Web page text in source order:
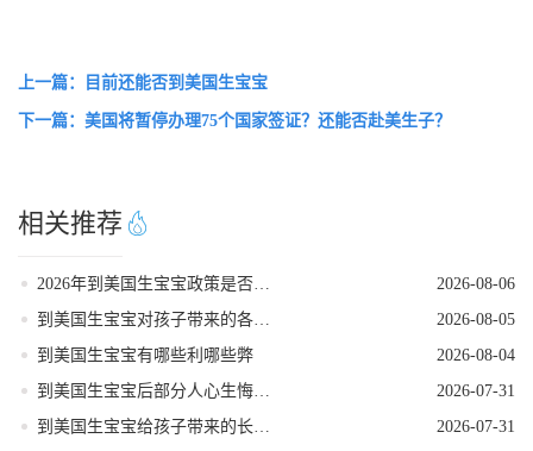
上一篇：目前还能否到美国生宝宝
下一篇：美国将暂停办理75个国家签证？还能否赴美生子？
相关推荐
2026-08-06
2026-08-05
到美国生宝宝有哪些利哪些弊
2026-08-04
2026-07-31
2026-07-31